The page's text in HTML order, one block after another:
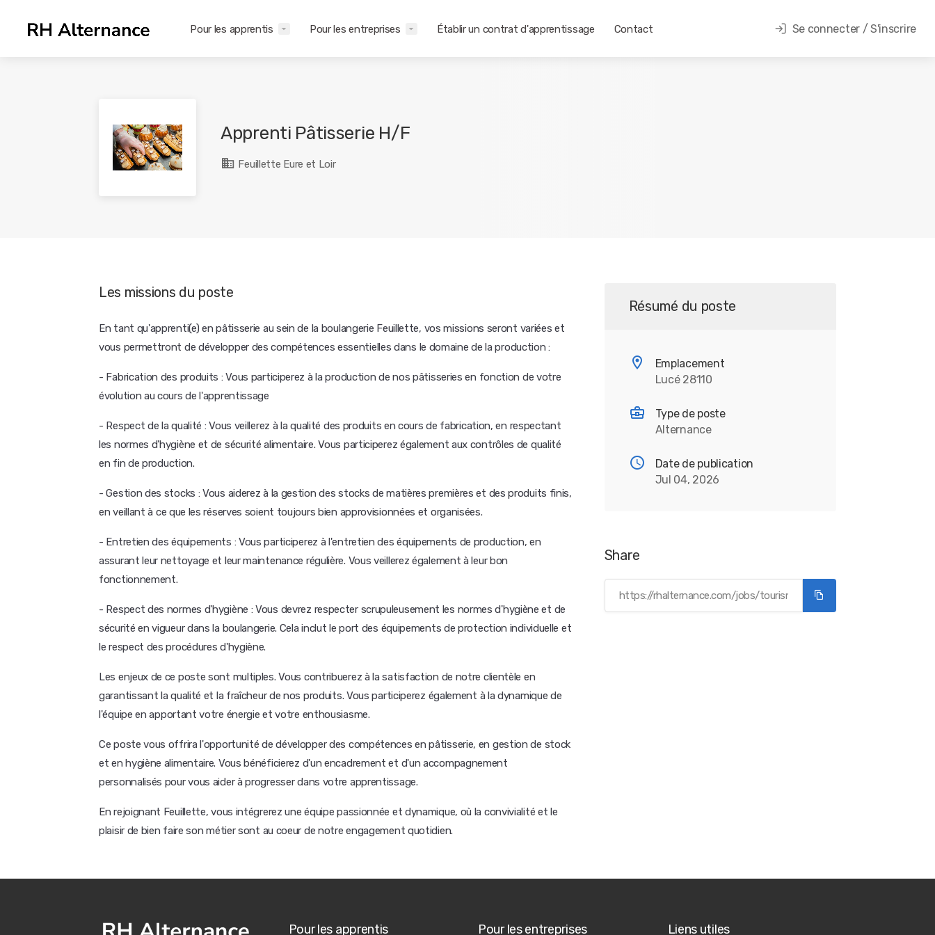
Pour les apprentis Pour les entreprises Établir un contrat d'apprentissage Contact Se connecter / S'inscrire
Apprenti Pâtisserie H/F
Feuillette Eure et Loir
Les missions du poste
En tant qu'apprenti(e) en pâtisserie au sein de la boulangerie Feuillette, vos missions seront variées et
vous permettront de développer des compétences essentielles dans le domaine de la production :
- Fabrication des produits : Vous participerez à la production de nos pâtisseries en fonction de votre
évolution au cours de l'apprentissage
- Respect de la qualité : Vous veillerez à la qualité des produits en cours de fabrication, en respectant
les normes d'hygiène et de sécurité alimentaire. Vous participerez également aux contrôles de qualité
en fin de production.
- Gestion des stocks : Vous aiderez à la gestion des stocks de matières premières et des produits finis,
en veillant à ce que les réserves soient toujours bien approvisionnées et organisées.
- Entretien des équipements : Vous participerez à l'entretien des équipements de production, en
assurant leur nettoyage et leur maintenance régulière. Vous veillerez également à leur bon
fonctionnement.
- Respect des normes d'hygiène : Vous devrez respecter scrupuleusement les normes d'hygiène et de
sécurité en vigueur dans la boulangerie. Cela inclut le port des équipements de protection individuelle et
le respect des procédures d'hygiène.
Les enjeux de ce poste sont multiples. Vous contribuerez à la satisfaction de notre clientèle en
garantissant la qualité et la fraîcheur de nos produits. Vous participerez également à la dynamique de
l'équipe en apportant votre énergie et votre enthousiasme.
Ce poste vous offrira l'opportunité de développer des compétences en pâtisserie, en gestion de stock
et en hygiène alimentaire. Vous bénéficierez d'un encadrement et d'un accompagnement
personnalisés pour vous aider à progresser dans votre apprentissage.
En rejoignant Feuillette, vous intégrerez une équipe passionnée et dynamique, où la convivialité et le
plaisir de bien faire son métier sont au coeur de notre engagement quotidien.
Résumé du poste
Emplacement
Lucé 28110
Type de poste
Alternance
Date de publication
Jul 04, 2026
Share
Pour les apprentis Pour les entreprises Liens utiles